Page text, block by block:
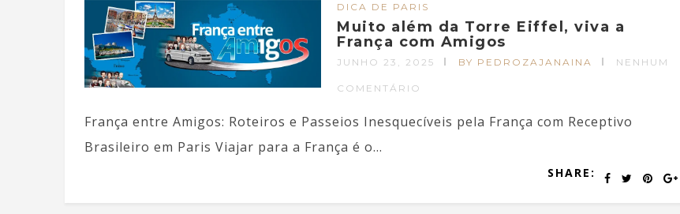
DICA DE PARIS
Muito além da Torre Eiffel, viva a
França com Amigos
JUNHO 23, 2025 BY PEDROZAJANAINA NENHUM
COMENTÁRIO
França entre Amigos: Roteiros e Passeios Inesquecíveis pela França com Receptivo
Brasileiro em Paris Viajar para a França é o...
SHARE: